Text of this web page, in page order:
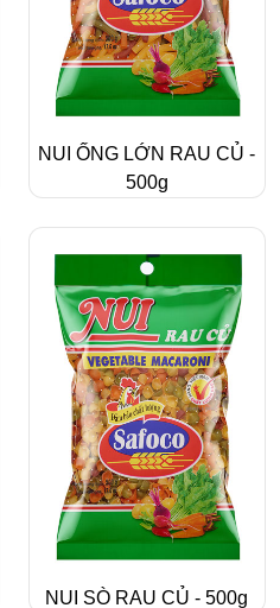
NUI ỐNG LỚN RAU CỦ -
500g
NUI SÒ RAU CỦ - 500g